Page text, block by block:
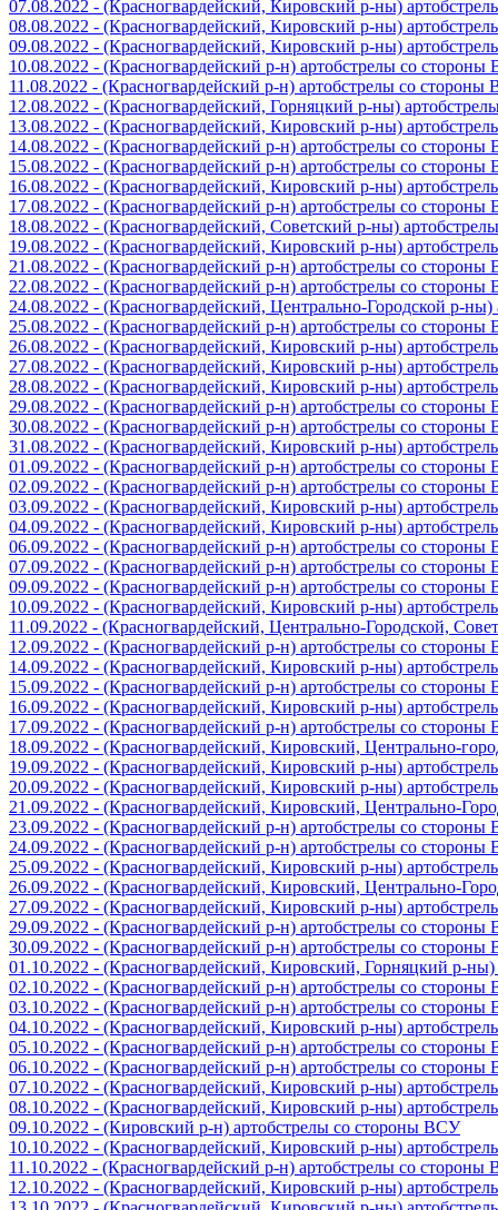
07.08.2022 - (Красногвардейский, Кировский р-ны)
08.08.2022 - (Красногвардейский, Кировский р-ны)
09.08.2022 - (Красногвардейский, Кировский р-ны)
10.08.2022 - (Красногвардейский р-н) артобстрелы со
11.08.2022 - (Красногвардейский р-н) артобстрелы со стороны
12.08.2022 - (Красногвардейский, Горняцкий р-ны)
13.08.2022 - (Красногвардейский, Кировский р-ны)
14.08.2022 - (Красногвардейский р-н) артобстрелы со
15.08.2022 - (Красногвардейский р-н) артобстрелы со
16.08.2022 - (Красногвардейский, Кировский р-ны)
17.08.2022 - (Красногвардейский р-н) артобстрелы со
18.08.2022 - (Красногвардейский, Советский р-ны)
19.08.2022 - (Красногвардейский, Кировский р-ны)
21.08.2022 - (Красногвардейский р-н) артобстрелы со
22.08.2022 - (Красногвардейский р-н) артобстрелы со
24.08.2022 - (Красногвардейский, Центрально-Городской р-
25.08.2022 - (Красногвардейский р-н) артобстрелы со
26.08.2022 - (Красногвардейский, Кировский р-ны)
27.08.2022 - (Красногвардейский, Кировский р-ны)
28.08.2022 - (Красногвардейский, Кировский р-ны)
29.08.2022 - (Красногвардейский р-н) артобстрелы со
30.08.2022 - (Красногвардейский р-н) артобстрелы со
31.08.2022 - (Красногвардейский, Кировский р-ны)
01.09.2022 - (Красногвардейский р-н) артобстрелы со
02.09.2022 - (Красногвардейский р-н) артобстрелы со
03.09.2022 - (Красногвардейский, Кировский р-ны)
04.09.2022 - (Красногвардейский, Кировский р-ны)
06.09.2022 - (Красногвардейский р-н) артобстрелы со
07.09.2022 - (Красногвардейский р-н) артобстрелы со
09.09.2022 - (Красногвардейский р-н) артобстрелы со
10.09.2022 - (Красногвардейский, Кировский р-ны)
11.09.2022 - (Красногвардейский, Центрально-Городской,
12.09.2022 - (Красногвардейский р-н) артобстрелы со
14.09.2022 - (Красногвардейский, Кировский р-ны)
15.09.2022 - (Красногвардейский р-н) артобстрелы со
16.09.2022 - (Красногвардейский, Кировский р-ны)
17.09.2022 - (Красногвардейский р-н) артобстрелы со
18.09.2022 - (Красногвардейский, Кировский, Центрально-
19.09.2022 - (Красногвардейский, Кировский р-ны)
20.09.2022 - (Красногвардейский, Кировский р-ны)
21.09.2022 - (Красногвардейский, Кировский, Центрально-
23.09.2022 - (Красногвардейский р-н) артобстрелы со
24.09.2022 - (Красногвардейский р-н) артобстрелы со
25.09.2022 - (Красногвардейский, Кировский р-ны)
26.09.2022 - (Красногвардейский, Кировский, Центрально-
27.09.2022 - (Красногвардейский, Кировский р-ны)
29.09.2022 - (Красногвардейский р-н) артобстрелы со
30.09.2022 - (Красногвардейский р-н) артобстрелы со
01.10.2022 - (Красногвардейский, Кировский, Горняцкий р-
02.10.2022 - (Красногвардейский р-н) артобстрелы со
03.10.2022 - (Красногвардейский р-н) артобстрелы со
04.10.2022 - (Красногвардейский, Кировский р-ны)
05.10.2022 - (Красногвардейский р-н) артобстрелы со
06.10.2022 - (Красногвардейский р-н) артобстрелы со
07.10.2022 - (Красногвардейский, Кировский р-ны)
08.10.2022 - (Красногвардейский, Кировский р-ны)
09.10.2022 - (Кировский р-н) артобстрелы со стороны ВСУ
10.10.2022 - (Красногвардейский, Кировский р-ны)
11.10.2022 - (Красногвардейский р-н) артобстрелы со стороны
12.10.2022 - (Красногвардейский, Кировский р-ны)